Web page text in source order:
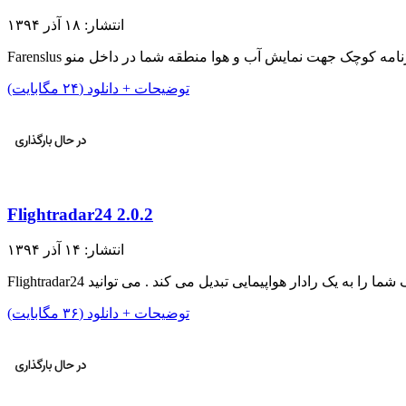
انتشار: ۱۸ آذر ۱۳۹۴
توضیحات + دانلود (۲۴ مگابایت)
Flightradar24 2.0.2
انتشار: ۱۴ آذر ۱۳۹۴
توضیحات + دانلود (۳۶ مگابایت)